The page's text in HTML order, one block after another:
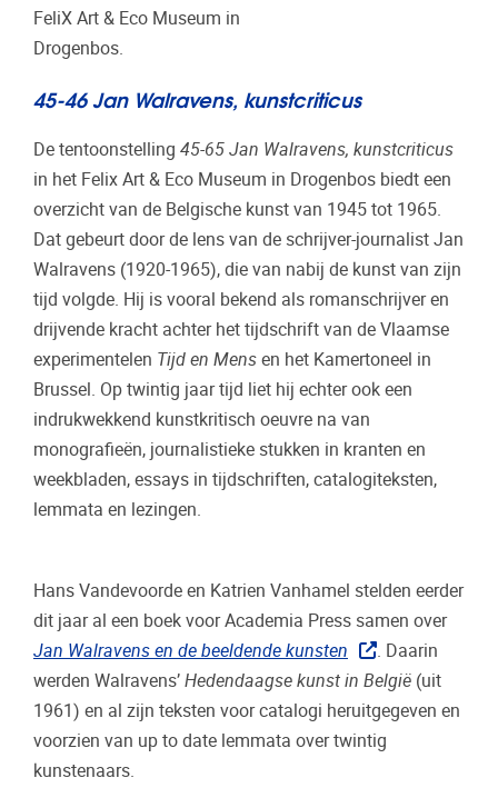
FeliX Art & Eco Museum in
Drogenbos.
45-46 Jan Walravens, kunstcriticus
De tentoonstelling 45-65 Jan Walravens, kunstcriticus
in het Felix Art & Eco Museum in Drogenbos biedt een
overzicht van de Belgische kunst van 1945 tot 1965.
Dat gebeurt door de lens van de schrijver-journalist Jan
Walravens (1920-1965), die van nabij de kunst van zijn
tijd volgde. Hij is vooral bekend als romanschrijver en
drijvende kracht achter het tijdschrift van de Vlaamse
experimentelen Tijd en Mens en het Kamertoneel in
Brussel. Op twintig jaar tijd liet hij echter ook een
indrukwekkend kunstkritisch oeuvre na van
monografieën, journalistieke stukken in kranten en
weekbladen, essays in tijdschriften, catalogiteksten,
lemmata en lezingen.
Hans Vandevoorde en Katrien Vanhamel stelden eerder
dit jaar al een boek voor Academia Press samen over
Jan Walravens en de beeldende kunsten
. Daarin
werden Walravens’ Hedendaagse kunst in België (uit
1961) en al zijn teksten voor catalogi heruitgegeven en
voorzien van up to date lemmata over twintig
kunstenaars.